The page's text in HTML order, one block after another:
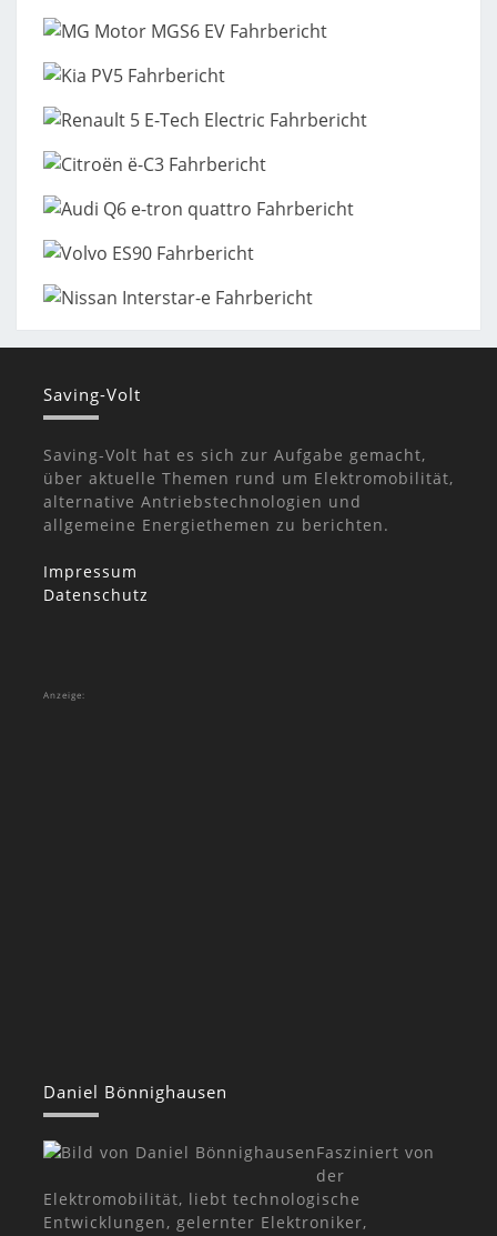
Saving-Volt
Saving-Volt hat es sich zur Aufgabe gemacht,
über aktuelle Themen rund um Elektromobilität,
alternative Antriebstechnologien und
allgemeine Energiethemen zu berichten.
Impressum
Datenschutz
Anzeige:
Daniel Bönnighausen
Fasziniert von
der
Elektromobilität, liebt technologische
Entwicklungen, gelernter Elektroniker,